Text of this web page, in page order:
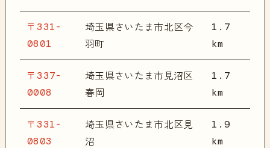
〒331-
0801
埼玉県さいたま市北区今
羽町
1.7
km
〒337-
0008
埼玉県さいたま市見沼区
春岡
1.7
km
〒331-
0803
埼玉県さいたま市北区見
沼
1.9
km